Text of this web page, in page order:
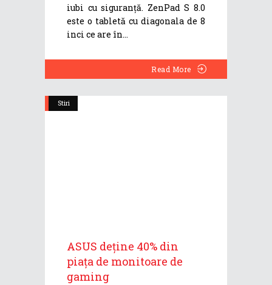
iubi cu siguranță. ZenPad S 8.0
este o tabletă cu diagonala de 8
inci ce are în
Read More
Stiri
ASUS deține 40% din
piața de monitoare de
gaming